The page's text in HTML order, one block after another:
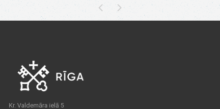
Kr. Valdemāra ielā 5